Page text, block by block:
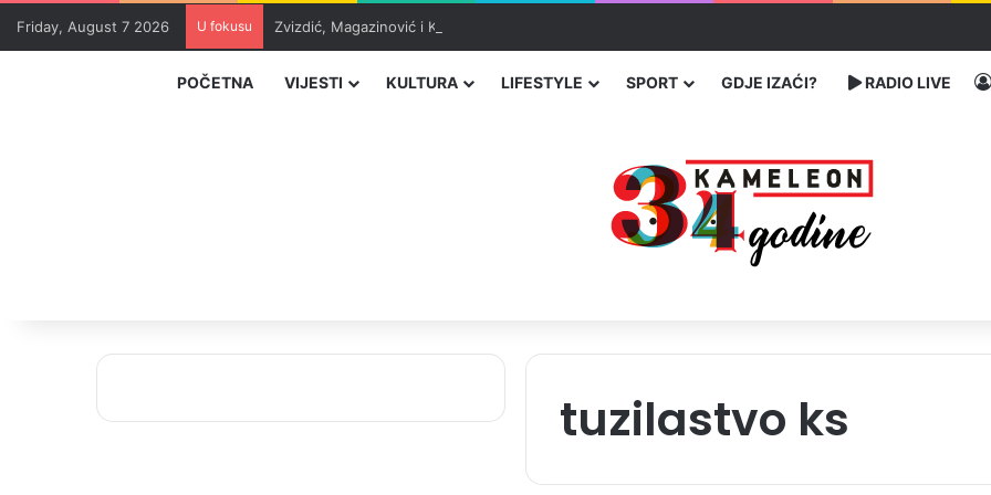
Friday, August 7 2026 U fokusu Zvizdić, Magazinović i Kojović traže poseban status za Memorijalni centar Srebrenica
POČETNA VIJESTI KULTURA LIFESTYLE SPORT GDJE IZAĆI? RADIO LIVE
tuzilastvo ks